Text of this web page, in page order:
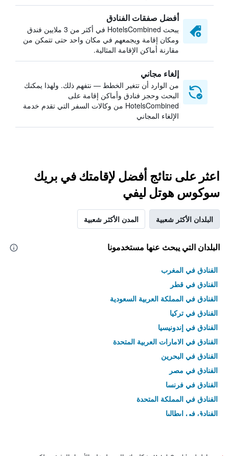
أفضل صفقات الفنادق
يبحث HotelsCombined في أكثر من 3 ملايين فندق
ومكان إقامة ويجمعهم في مكان واحد حتى تتمكن من
مقارنة أماكن الإقامة المثالية.
إلغاء مجاني
من الوارد أن تتغير الخطط — نتفهم ذلك. ولهذا يمكنك
البحث وحجز فنادق وأماكن إقامة على
HotelsCombined من وكالات السفر التي تقدم خدمة
الإلغاء المجاني
اعثر على نتائج أفضل لإقامتك في بريك
سوكوس هوتل ليفي
البلدان الأكثر شعبية المدن الأكثر شعبية
البلدان التي يبحث عنها مستخدمونا
الفنادق في المغرب
الفنادق في قطر
الفنادق في المملكة العربية السعودية
الفنادق في تركيا
الفنادق في إندونيسيا
الفنادق في الامارات العربية المتحدة
الفنادق في البحرين
الفنادق في مصر
الفنادق في فرنسا
الفنادق في المملكة المتحدة
الفنادق في إيطاليا